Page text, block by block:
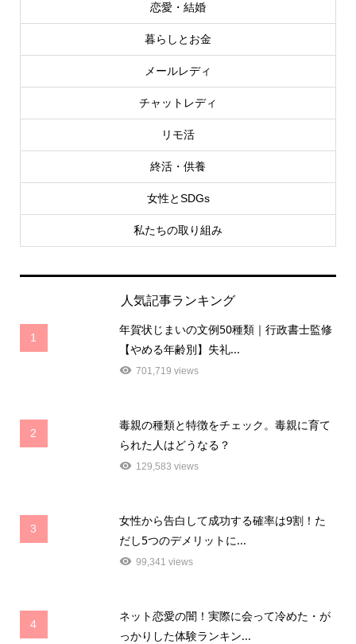
恋愛・結婚
暮らしとお金
メールレディ
チャットレディ
リモ活
終活・供養
女性とSDGs
私たちの取り組み
人気記事ランキング
1
年賀状じまいの文例50種類｜行政書士監修
【やめる年齢別】失礼...
701,719 views
2
毒親の種類と特徴をチェック。毒親に育て
られた人はどうなる？
129,583 views
3
女性から告白して成功する確率は9割！た
だし5つのデメリットに...
99,341 views
4
ネット恋愛の闇！実際に会って冷めた・が
っかりした体験ランキン...